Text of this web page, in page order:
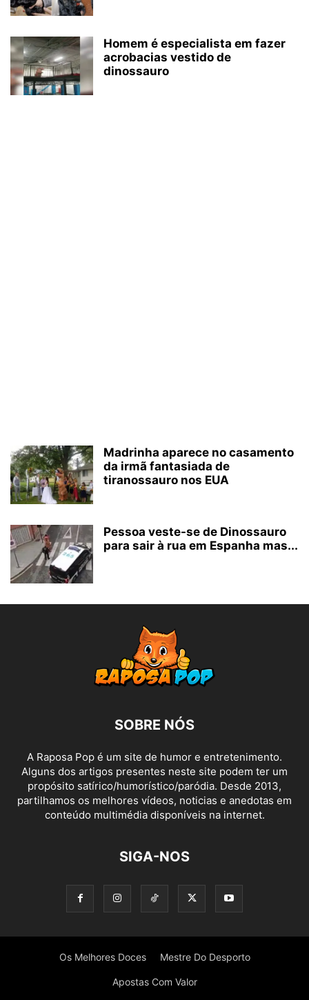
Homem é especialista em fazer
acrobacias vestido de
dinossauro
Madrinha aparece no casamento
da irmã fantasiada de
tiranossauro nos EUA
Pessoa veste-se de Dinossauro
para sair à rua em Espanha mas...
SOBRE NÓS
A Raposa Pop é um site de humor e entretenimento.
Alguns dos artigos presentes neste site podem ter um
propósito satírico/humorístico/paródia. Desde 2013,
partilhamos os melhores vídeos, noticias e anedotas em
conteúdo multimédia disponíveis na internet.
SIGA-NOS
Os Melhores Doces Mestre Do Desporto
Apostas Com Valor